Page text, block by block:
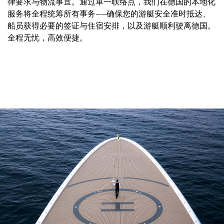
服务将全程统筹所有事务——确保您的游艇安全准时抵达、
船员获得必要的签证与住宿安排，以及游艇顺利驶离德国。
全程无忧，高效便捷。